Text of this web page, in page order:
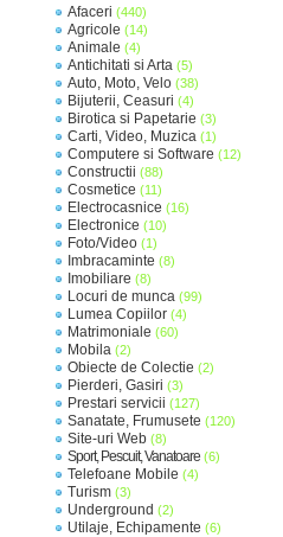
Afaceri (440)
Agricole (14)
Animale (4)
Antichitati si Arta (5)
Auto, Moto, Velo (38)
Bijuterii, Ceasuri (4)
Birotica si Papetarie (3)
Carti, Video, Muzica (1)
Computere si Software (12)
Constructii (88)
Cosmetice (11)
Electrocasnice (16)
Electronice (10)
Foto/Video (1)
Imbracaminte (8)
Imobiliare (8)
Locuri de munca (99)
Lumea Copiilor (4)
Matrimoniale (60)
Mobila (2)
Obiecte de Colectie (2)
Pierderi, Gasiri (3)
Prestari servicii (127)
Sanatate, Frumusete (120)
Site-uri Web (8)
Sport, Pescuit, Vanatoare (6)
Telefoane Mobile (4)
Turism (3)
Underground (2)
Utilaje, Echipamente (6)